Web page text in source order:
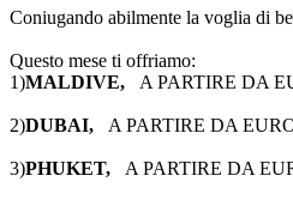
Coniugando abilmente la voglia di
Questo mese ti offriamo:
1)MALDIVE, A PARTIRE DA
2)DUBAI, A PARTIRE DA
3)PHUKET, A PARTIRE DA